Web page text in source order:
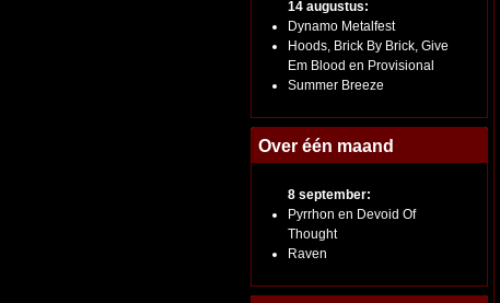
14 augustus:
Dynamo Metalfest
Hoods, Brick By Brick, Give
Em Blood en Provisional
Summer Breeze
Over één maand
8 september:
Pyrrhon en Devoid Of
Thought
Raven